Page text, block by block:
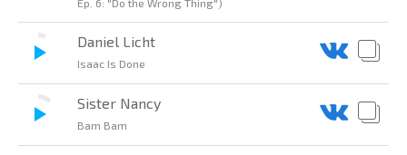
Daniel Licht
Isaac Is Done
Sister Nancy
Bam Bam